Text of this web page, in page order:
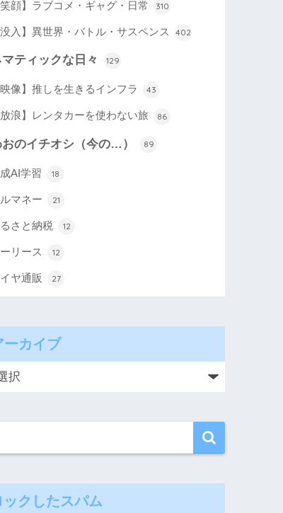
笑顔】ラブコメ・ギャグ・日常 310
没入】異世界・バトル・サスペンス 402
ティックな日々 129
映像】推しを生きるインフラ 43
放浪】レンタカーを使わない旅 86
おのイチオシ（今の…） 89
AI学習 18
マネー 21
さと納税 12
リース 12
ヤ通販 27
ーカイブ
ックしたスパム